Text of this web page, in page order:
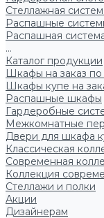
Стеллажная
Распашные
Распашная
...
Каталог продукции
Шкафы на заказ
Шкафы купе на
Распашные шкафы
Гардеробные
Межкомнатные
Двери для шкафа
Классическая
Современная
Коллекция
Стеллажи и полки
Акции
Дизайнерам